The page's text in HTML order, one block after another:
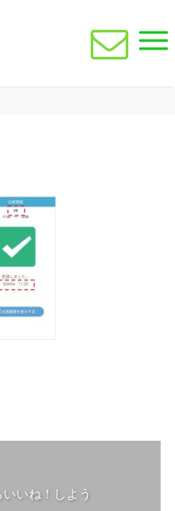
いね！しよう